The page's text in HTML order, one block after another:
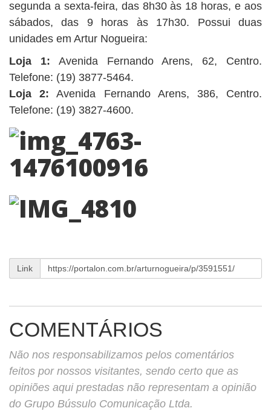
segunda a sexta-feira, das 8h30 às 18 horas, e aos
sábados, das 9 horas às 17h30. Possui duas
unidades em Artur Nogueira:
Loja 1: Avenida Fernando Arens, 62, Centro.
Telefone: (19) 3877-5464.
Loja 2: Avenida Fernando Arens, 386, Centro.
Telefone: (19) 3827-4600.
Link
COMENTÁRIOS
Não nos responsabilizamos pelos comentários
feitos por nossos visitantes, sendo certo que as
opiniões aqui prestadas não representam a opinião
do Grupo Bússulo Comunicação Ltda.